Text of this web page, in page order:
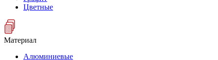
Цветные
Материал
Алюминиевые